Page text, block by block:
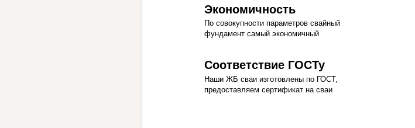
Экономичность
По совокупности параметров свайный
фундамент самый экономичный
Соответствие ГОСТу
Наши ЖБ сваи изготовлены по ГОСТ,
предоставляем сертификат на сваи